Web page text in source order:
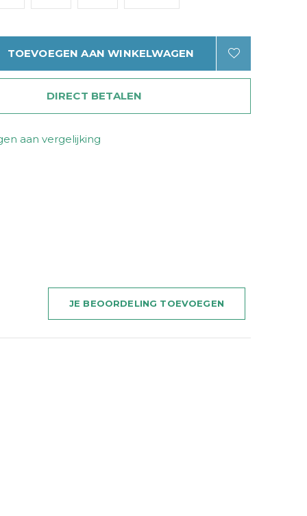
TOEVOEGEN AAN WINKELWAGEN
DIRECT BETALEN
aan vergelijking
JE BEOORDELING TOEVOEGEN